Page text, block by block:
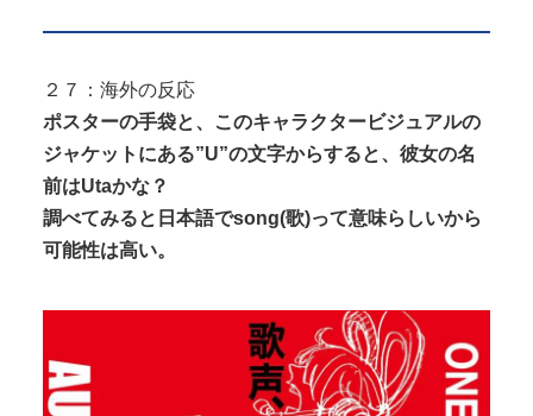
２７：海外の反応
ポスターの手袋と、このキャラクタービジュアルの
ジャケットにある”U”の文字からすると、彼女の名
前はUtaかな？
調べてみると日本語でsong(歌)って意味らしいから
可能性は高い。